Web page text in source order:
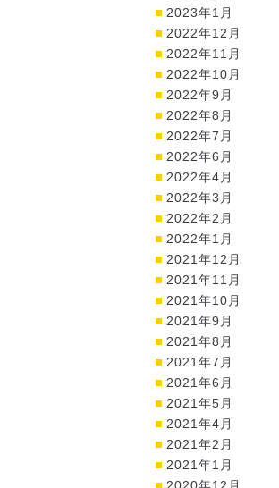
2023年1月
2022年12月
2022年11月
2022年10月
2022年9月
2022年8月
2022年7月
2022年6月
2022年4月
2022年3月
2022年2月
2022年1月
2021年12月
2021年11月
2021年10月
2021年9月
2021年8月
2021年7月
2021年6月
2021年5月
2021年4月
2021年2月
2021年1月